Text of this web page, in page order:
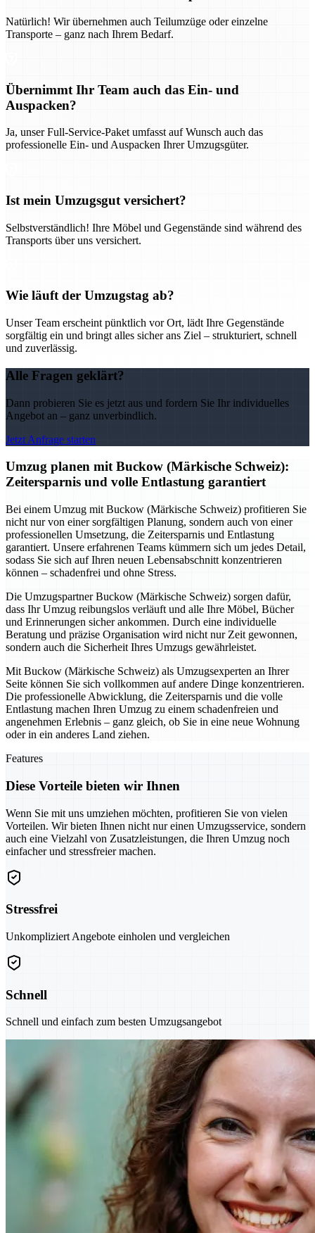
Natürlich! Wir übernehmen auch Teilumzüge oder einzelne
Transporte – ganz nach Ihrem Bedarf.
Übernimmt Ihr Team auch das Ein- und
Auspacken?
Ja, unser Full-Service-Paket umfasst auf Wunsch auch das
professionelle Ein- und Auspacken Ihrer Umzugsgüter.
Ist mein Umzugsgut versichert?
Selbstverständlich! Ihre Möbel und Gegenstände sind während des
Transports über uns versichert.
Wie läuft der Umzugstag ab?
Unser Team erscheint pünktlich vor Ort, lädt Ihre Gegenstände
sorgfältig ein und bringt alles sicher ans Ziel – strukturiert, schnell
und zuverlässig.
Alle Fragen geklärt?
Dann probieren Sie es jetzt aus und fordern Sie Ihr individuelles
Angebot an – ganz unverbindlich.
Jetzt Anfrage starten
Umzug planen mit Buckow (Märkische Schweiz):
Zeitersparnis und volle Entlastung garantiert
Bei einem Umzug mit Buckow (Märkische Schweiz) profitieren Sie
nicht nur von einer sorgfältigen Planung, sondern auch von einer
professionellen Umsetzung, die Zeitersparnis und Entlastung
garantiert. Unsere erfahrenen Teams kümmern sich um jedes Detail,
sodass Sie sich auf Ihren neuen Lebensabschnitt konzentrieren
können – schadenfrei und ohne Stress.
Die Umzugspartner Buckow (Märkische Schweiz) sorgen dafür,
dass Ihr Umzug reibungslos verläuft und alle Ihre Möbel, Bücher
und Erinnerungen sicher ankommen. Durch eine individuelle
Beratung und präzise Organisation wird nicht nur Zeit gewonnen,
sondern auch die Sicherheit Ihres Umzugs gewährleistet.
Mit Buckow (Märkische Schweiz) als Umzugsexperten an Ihrer
Seite können Sie sich vollkommen auf andere Dinge konzentrieren.
Die professionelle Abwicklung, die Zeitersparnis und die volle
Entlastung machen Ihren Umzug zu einem schadenfreien und
angenehmen Erlebnis – ganz gleich, ob Sie in eine neue Wohnung
oder in ein anderes Land ziehen.
Features
Diese Vorteile bieten wir Ihnen
Wenn Sie mit uns umziehen möchten, profitieren Sie von vielen
Vorteilen. Wir bieten Ihnen nicht nur einen Umzugsservice, sondern
auch eine Vielzahl von Zusatzleistungen, die Ihren Umzug noch
einfacher und stressfreier machen.
Stressfrei
Unkompliziert Angebote einholen und vergleichen
Schnell
Schnell und einfach zum besten Umzugsangebot